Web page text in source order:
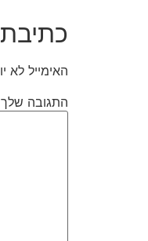
האימייל לא
התגובה שלך